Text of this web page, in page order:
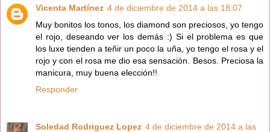
Vicenta Martínez 4 de diciembre de 2014 a las 18:07
Muy bonitos los tonos, los diamond son preciosos, yo tengo
el rojo, deseando ver los demás :) Si el problema es que
los luxe tienden a teñir un poco la uña, yo tengo el rosa y el
rojo y con el rosa me dio esa sensación. Besos. Preciosa la
manicura, muy buena elección!!
Responder
Soledad Rodriguez Lopez 4 de diciembre de 2014 a las